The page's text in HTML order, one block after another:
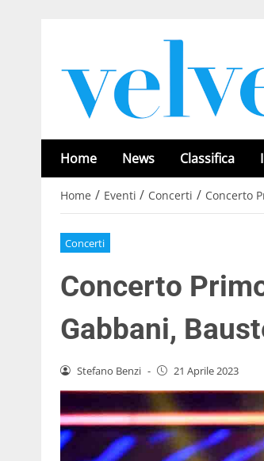
Home News Classifica
Home / Eventi / Concerti / Concerto
Concerti
Concerto
Gabbani,
Stefano Benzi - 21 Aprile 2023